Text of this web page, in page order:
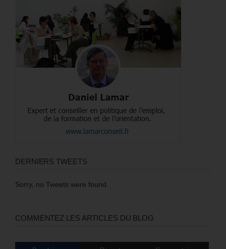
DERNIERS TWEETS
Sorry, no Tweets were found.
COMMENTEZ LES ARTICLES DU BLOG